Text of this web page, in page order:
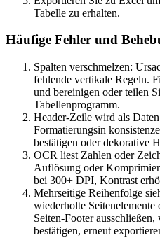
Tabelle zu erhalten.
Häufige Fehler und
Spalten verschmelzen:
fehlende vertikale Regeln.
und bereinigen oder teilen
Tabellenprogramm.
Header-Zeile wird als
Formatierungsin
bestätigen oder dekorative
OCR liest Zahlen oder
Auflösung oder
bei 300+ DPI, Kontrast
Mehrseitige Reihenfolge
wiederholte
Seiten-Footer
bestätigen, erneut